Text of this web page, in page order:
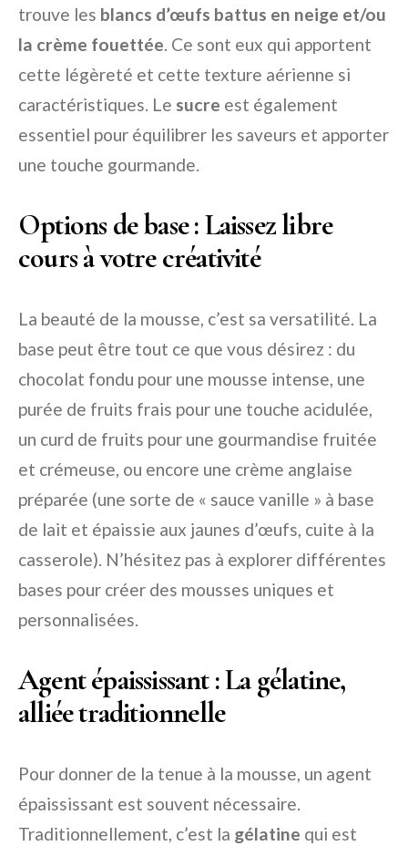
trouve les blancs d’œufs battus en neige et/ou
la crème fouettée. Ce sont eux qui apportent
cette légèreté et cette texture aérienne si
caractéristiques. Le sucre est également
essentiel pour équilibrer les saveurs et apporter
une touche gourmande.
Options de base : Laissez libre
cours à votre créativité
La beauté de la mousse, c’est sa versatilité. La
base peut être tout ce que vous désirez : du
chocolat fondu pour une mousse intense, une
purée de fruits frais pour une touche acidulée,
un curd de fruits pour une gourmandise fruitée
et crémeuse, ou encore une crème anglaise
préparée (une sorte de « sauce vanille » à base
de lait et épaissie aux jaunes d’œufs, cuite à la
casserole). N’hésitez pas à explorer différentes
bases pour créer des mousses uniques et
personnalisées.
Agent épaississant : La gélatine,
alliée traditionnelle
Pour donner de la tenue à la mousse, un agent
épaississant est souvent nécessaire.
Traditionnellement, c’est la gélatine qui est